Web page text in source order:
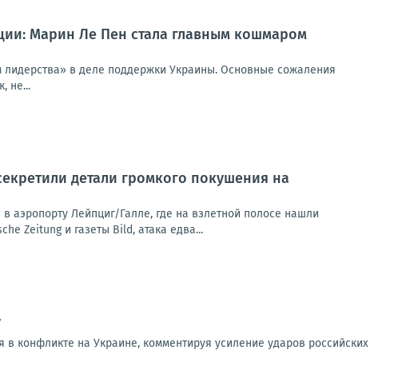
Марин Ле Пен стала главным кошмаром
лидерства» в деле поддержки Украины. Основные сожаления
не...
детали громкого покушения на
Лейпциг/Галле, где на взлетной полосе нашли
Zeitung и газеты Bild, атака едва...
конфликте на Украине, комментируя усиление ударов российских